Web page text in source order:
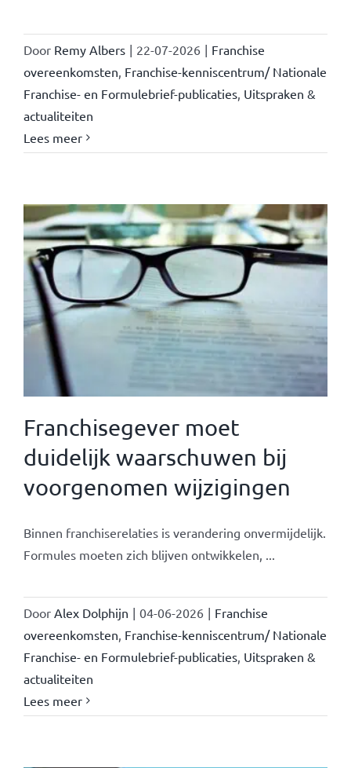
Door Remy Albers | 22-07-2026 | Franchise
overeenkomsten Franchise-kenniscentrum/ Nationale
Franchise- en Formulebrief-publicaties Uitspraken &
actualiteiten
Lees meer
Franchisegever moet
duidelijk waarschuwen bij
voorgenomen wijzigingen
Binnen franchiserelaties is verandering onvermijdelijk.
Formules moeten zich blijven ontwikkelen, ...
Door Alex Dolphijn | 04-06-2026 | Franchise
overeenkomsten Franchise-kenniscentrum/ Nationale
Franchise- en Formulebrief-publicaties Uitspraken &
actualiteiten
Lees meer